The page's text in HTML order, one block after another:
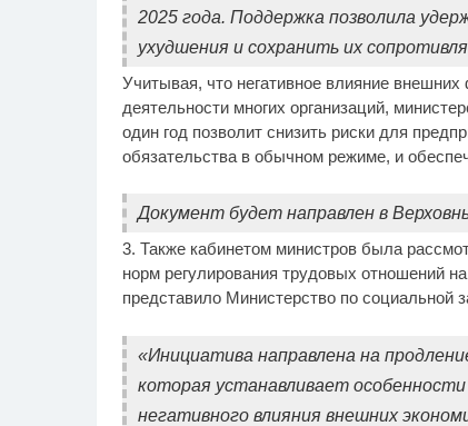
2025 года. Поддержка позволила
ухудшения и сохранить их
Учитывая, что негативное влияние
деятельности многих организаций,
один год позволит снизить риски для
обязательства в обычном режиме, и
Документ будет направлен в
3. Также кабинетом министров была
норм регулирования трудовых отношений
представило Министерство по социальной
«Инициатива направлена на
которая устанавливает
негативного влияния внешних